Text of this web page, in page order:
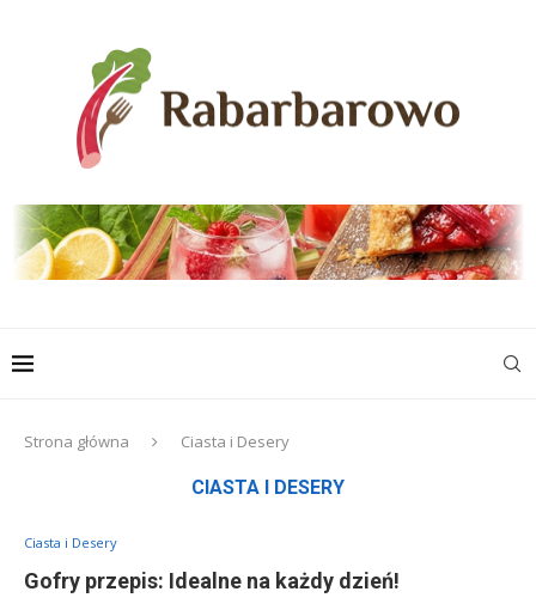
Strona główna Ciasta i Desery
CIASTA I DESERY
Ciasta i Desery
Gofry przepis: Idealne na każdy dzień!